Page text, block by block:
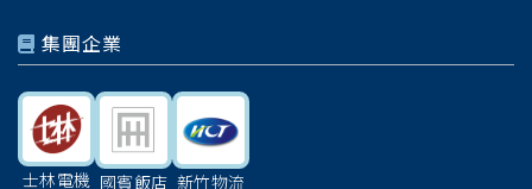
集團企業
士林電機 國賓飯店 新竹物流